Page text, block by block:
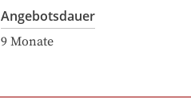
Angebotsdauer
9 Monate